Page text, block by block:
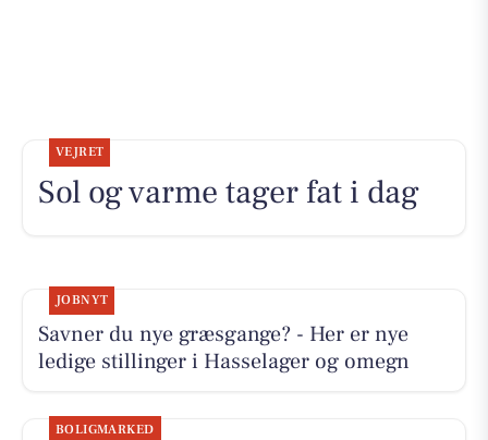
VEJRET
Sol og varme tager fat i dag
JOBNYT
Savner du nye græsgange? - Her er nye
ledige stillinger i Hasselager og omegn
BOLIGMARKED